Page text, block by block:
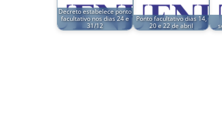
Decreto estabelece ponto
facultativo nos dias 24 e
31/12
Ponto facultativo dias 14,
20 e 22 de abril